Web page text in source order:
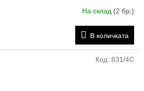
На склад (2 бр.)
В количката
Код: 831/4C